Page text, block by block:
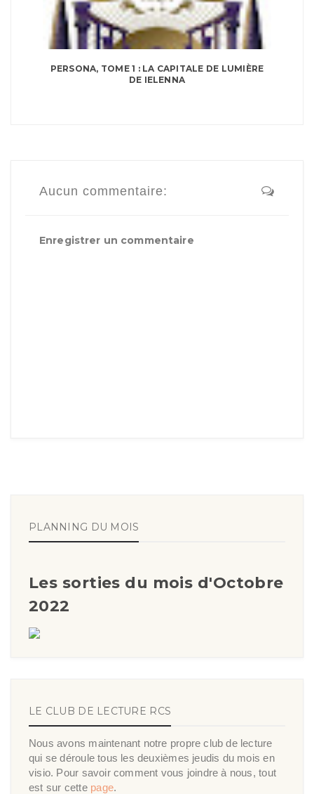
PERSONA, TOME 1 : LA CAPITALE DE LUMIÈRE
DE IELENNA
Aucun commentaire:
Enregistrer un commentaire
PLANNING DU MOIS
Les sorties du mois d'Octobre
2022
LE CLUB DE LECTURE RCS
Nous avons maintenant notre propre club de lecture
qui se déroule tous les deuxièmes jeudis du mois en
visio. Pour savoir comment vous joindre à nous, tout
est sur cette page.